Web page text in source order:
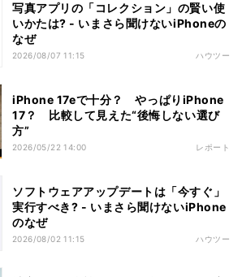
写真アプリの「コレクション」の賢い使
いかたは? - いまさら聞けないiPhoneの
なぜ
2026/08/07 11:15 ハウツー
iPhone 17eで十分？ やっぱりiPhone
17？ 比較して見えた“後悔しない選び
方”
2026/05/22 14:00 レポート
ソフトウェアアップデートは「今すぐ」
実行すべき? - いまさら聞けないiPhone
のなぜ
2026/08/02 11:15 ハウツー